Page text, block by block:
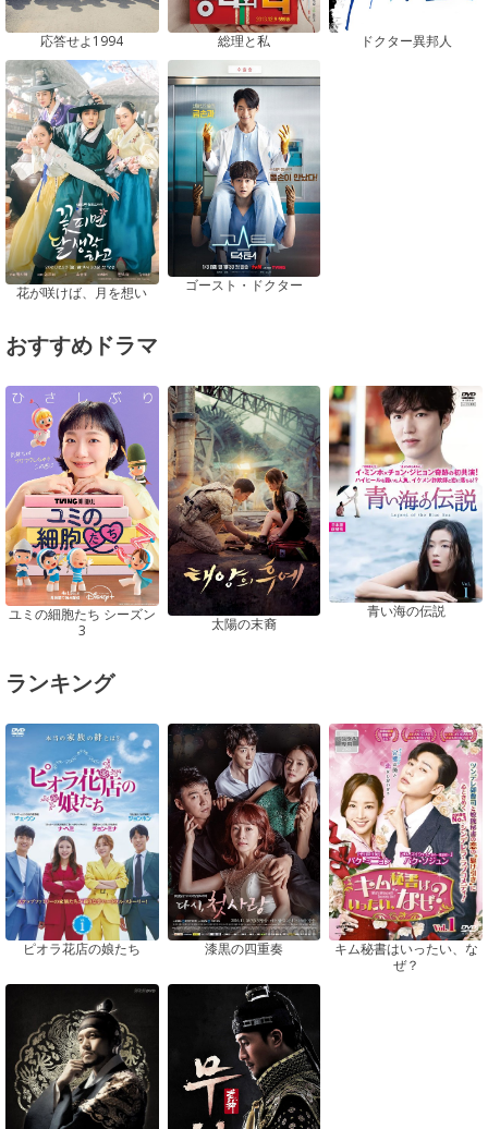
応答せよ1994 総理と私 ドクター異邦人
花が咲けば、月を想い ゴースト・ドクター
おすすめドラマ
ユミの細胞たち シーズン
3
太陽の末裔
青い海の伝説
ランキング
ピオラ花店の娘たち 漆黒の四重奏
キム秘書はいったい、な
ぜ？